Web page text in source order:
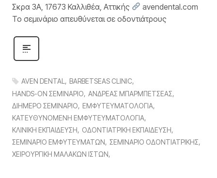
Σκρα 3Α, 17673 Καλλιθέα, Αττικής
avendental.com
Το σεμινάριο απευθύνεται σε οδοντιάτρους
AVEN DENTAL
BARBETSEAS CLINIC
HANDS-ON ΣΕΜΙΝΑΡΙΟ ΑΝΔΡΕΑΣ ΜΠΑΡΜΠΕΤΣΕΑΣ
ΔΙΗΜΕΡΟ ΣΕΜΙΝΑΡΙΟ
ΕΜΦΥΤΕΥΜΑΤΟΛΟΓΙΑ
ΚΑΤΕΥΘΥΝΟΜΕΝΗ ΕΜΦΥΤΕΥΜΑΤΟΛΟΓΙΑ
ΚΛΙΝΙΚΗ ΕΚΠΑΙΔΕΥΣΗ
ΟΔΟΝΤΙΑΤΡΙΚΗ ΕΚΠΑΙΔΕΥΣΗ
ΣΕΜΙΝΑΡΙΟ ΕΜΦΥΤΕΥΜΑΤΩΝ ΣΕΜΙΝΑΡΙΟ ΟΔΟΝΤΙΑΤΡΙΚΗΣ
ΧΕΙΡΟΥΡΓΙΚΗ ΜΑΛΑΚΩΝ ΙΣΤΩΝ